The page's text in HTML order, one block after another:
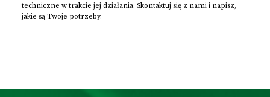
techniczne w trakcie jej działania. Skontaktuj się z nami i napisz,
jakie są Twoje potrzeby.